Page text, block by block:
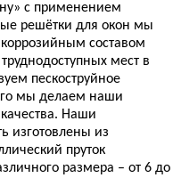
с применением
решётки для окон мы
составом
мест в
пескоструйное
мы делаем наши
Наши
изготовлены из
пруток
размера – от 6 до